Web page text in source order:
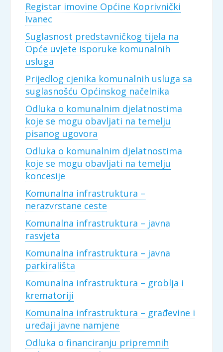
Registar imovine Općine Koprivnički
Ivanec
Suglasnost predstavničkog tijela na
Opće uvjete isporuke komunalnih
usluga
Prijedlog cjenika komunalnih usluga sa
suglasnošću Općinskog načelnika
Odluka o komunalnim djelatnostima
koje se mogu obavljati na temelju
pisanog ugovora
Odluka o komunalnim djelatnostima
koje se mogu obavljati na temelju
koncesije
Komunalna infrastruktura –
nerazvrstane ceste
Komunalna infrastruktura – javna
rasvjeta
Komunalna infrastruktura – javna
parkirališta
Komunalna infrastruktura – groblja i
krematoriji
Komunalna infrastruktura – građevine i
uređaji javne namjene
Odluka o financiranju pripremnih